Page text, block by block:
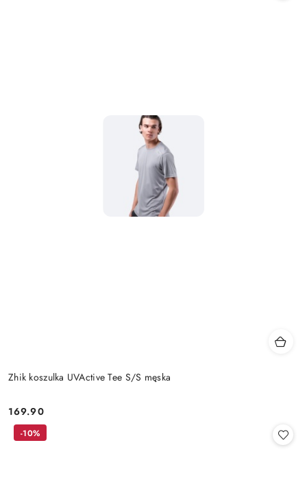
Zhik koszulka UVActive Tee S/S męska
Cena:
169.90
-10%